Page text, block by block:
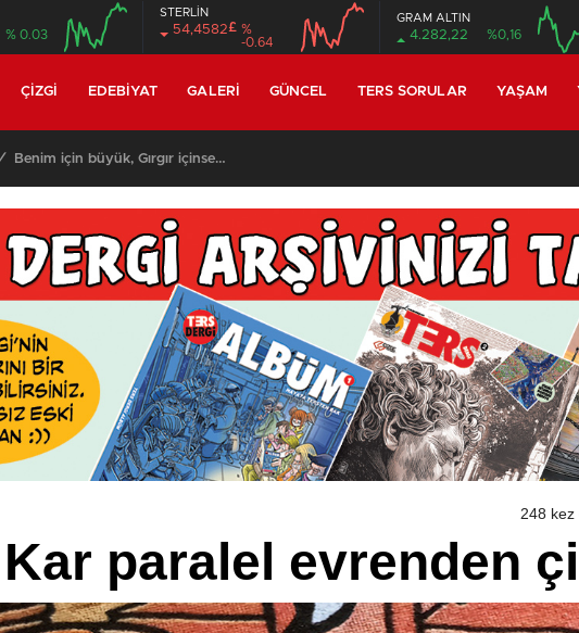
% 0.03
STERLİN
54,4582£ %
-0.64
GRAM ALTIN
4.282,22 %0,16
ÇIZGI EDEBIYAT GALERI GÜNCEL TERS SORULAR YAŞAM
21:08 / T3R5 MAHALLE 8: BİN SEKİZ YÜZ DOKSAN DOKUZ
248 kez
paralel evrenden